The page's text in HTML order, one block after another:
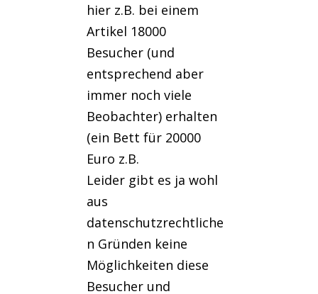
hier z.B. bei einem
Artikel 18000
Besucher (und
entsprechend aber
immer noch viele
Beobachter) erhalten
(ein Bett für 20000
Euro z.B.
Leider gibt es ja wohl
aus
datenschutzrechtliche
n Gründen keine
Möglichkeiten diese
Besucher und